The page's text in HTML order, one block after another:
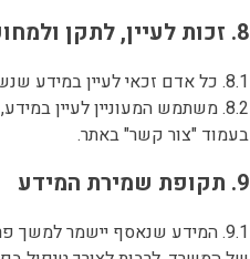
8. זכות לעיין, לתקן ולמחוק מידע
8.1. כל אדם זכאי לעיין במידע שנשמר עליו, ולבקש את תיקונו או מחיקתו, בהתאם להוראות החוק.
8.2. משתמש המעוניין לעיין
בעמוד "צור קשר" באתר.
9. תקופת שמירת המידע
9.1. המידע שנאסף יישמר